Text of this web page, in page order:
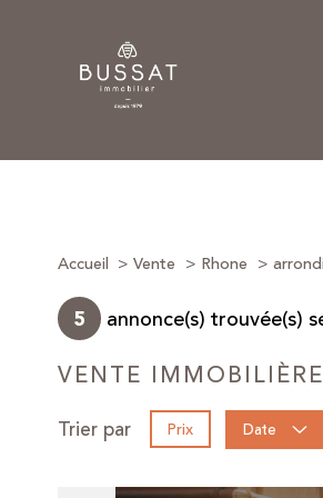
Accueil Vente Rhone
5 annonce(s) trouvée(s)
VENTE
Trier par Prix Date